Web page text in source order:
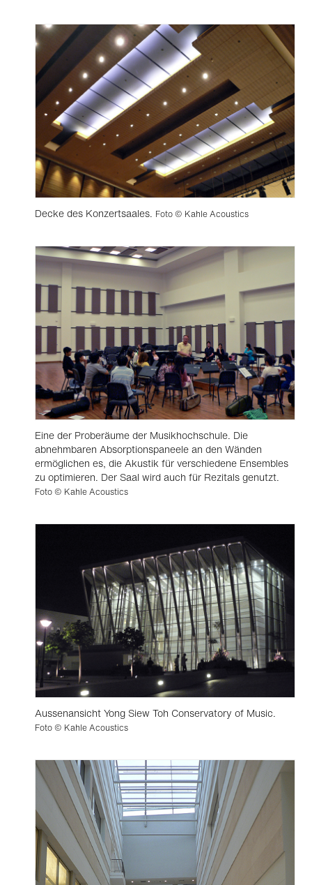
Decke des Konzertsaales. Foto © Kahle Acoustics
Eine der Proberäume der Musikhochschule. Die
abnehmbaren Absorptionspaneele an den Wänden
ermöglichen es, die Akustik für verschiedene Ensembles
zu optimieren. Der Saal wird auch für Rezitals genutzt.
Foto © Kahle Acoustics
Aussenansicht Yong Siew Toh Conservatory of Music.
Foto © Kahle Acoustics